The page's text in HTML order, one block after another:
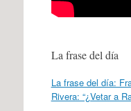
La frase del día
La frase del día:
Rivera: “¿Vetar a